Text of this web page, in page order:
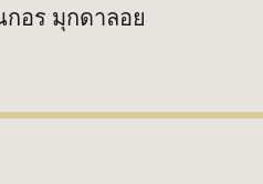
กอร มุกดาลอย